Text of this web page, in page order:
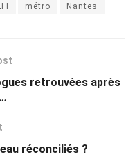
métro Nantes
retrouvées après
réconciliés ?